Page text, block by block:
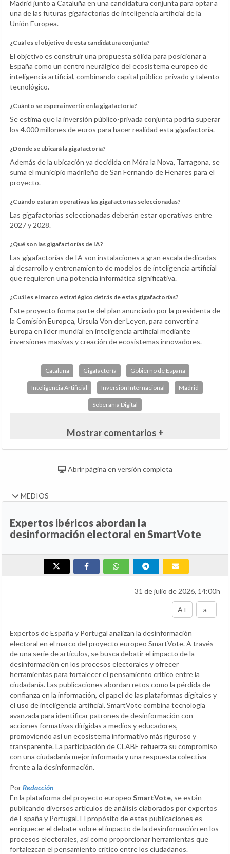
Madrid junto a Cataluña en una candidatura conjunta para optar a
una de las futuras gigafactorías de inteligencia artificial de la
Unión Europea.
¿Cuál es el objetivo de esta candidatura conjunta?
El objetivo es construir una propuesta sólida para posicionar a
España como un centro neurálgico del ecosistema europeo de
inteligencia artificial, combinando capital público-privado y talento
tecnológico.
¿Cuánto se espera invertir en la gigafactoría?
Se estima que la inversión público-privada conjunta podría superar
los 4.000 millones de euros para hacer realidad esta gigafactoría.
¿Dónde se ubicará la gigafactoría?
Además de la ubicación ya decidida en Móra la Nova, Tarragona, se
suma el municipio madrileño de San Fernando de Henares para el
proyecto.
¿Cuándo estarán operativas las gigafactorías seleccionadas?
Las gigafactorías seleccionadas deberán estar operativas entre
2027 y 2028.
¿Qué son las gigafactorías de IA?
Las gigafactorías de IA son instalaciones a gran escala dedicadas
al desarrollo y entrenamiento de modelos de inteligencia artificial
que requieren una potencia informática significativa.
¿Cuál es el marco estratégico detrás de estas gigafactorías?
Este proyecto forma parte del plan anunciado por la presidenta de
la Comisión Europea, Ursula Von der Leyen, para convertir a
Europa en líder mundial en inteligencia artificial mediante
inversiones masivas y creación de ecosistemas innovadores.
Cataluña Gigafactoría Gobierno de España
Inteligencia Artificial Inversión Internacional Madrid
Soberanía Digital
Mostrar comentarios +
Abrir página en versión completa
MEDIOS
Expertos ibéricos abordan la
desinformación electoral en SmartVote
31 de julio de 2026, 14:00h
A+ a-
Expertos de España y Portugal analizan la desinformación
electoral en el marco del proyecto europeo SmartVote. A través
de una serie de artículos, se busca debatir el impacto de la
desinformación en los procesos electorales y ofrecer
herramientas para fortalecer el pensamiento crítico entre la
ciudadanía. Las publicaciones abordan retos como la pérdida de
confianza en la información, el papel de las plataformas digitales y
el uso de inteligencia artificial. SmartVote combina tecnología
avanzada para identificar patrones de desinformación con
acciones formativas dirigidas a medios y educadores,
promoviendo así un ecosistema informativo más riguroso y
transparente. La participación de CLABE refuerza su compromiso
con una ciudadanía mejor informada y una respuesta colectiva
frente a la desinformación.
PorRedacción
En la plataforma del proyecto europeo SmartVote, se están
publicando diversos artículos de análisis elaborados por expertos
de España y Portugal. El propósito de estas publicaciones es
enriquecer el debate sobre el impacto de la desinformación en los
procesos electorales, así como proporcionar herramientas que
fortalezcan el pensamiento crítico entre los ciudadanos.